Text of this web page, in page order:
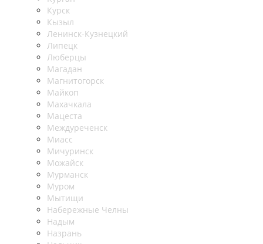
Курск
Кызыл
Ленинск-Кузнецкий
Липецк
Люберцы
Магадан
Магнитогорск
Майкоп
Махачкала
Мацеста
Междуреченск
Миасс
Мичуринск
Можайск
Мурманск
Муром
Мытищи
Набережные Челны
Надым
Назрань